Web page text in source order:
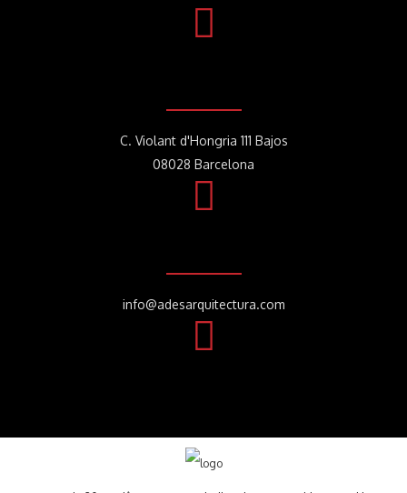
C. Violant d'Hongria 111 Bajos
08028 Barcelona
info@adesarquitectura.com